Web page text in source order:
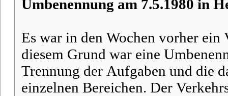
Umbenennung am 7.5.1980 in
Es war in den Wochen vorher
diesem Grund war eine
Trennung der Aufgaben und die
einzelnen Bereichen. Der